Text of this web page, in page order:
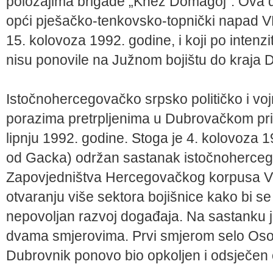
opći pješačko-tenkovsko-topnički napad
15. kolovoza 1992. godine, i koji po
nisu ponovile na Južnom bojištu do kraja
Istočnohercegovačko srpsko političko i
porazima pretrpljenima u Dubrovačkom
lipnju 1992. godine. Stoga je 4. kolovoza
od Gacka) održan sastanak
Zapovjedništva Hercegovačkog korpusa
otvaranju više sektora bojišnice kako bi
nepovoljan razvoj događaja. Na
dvama smjerovima. Prvi smjerom selo
Dubrovnik ponovo bio opkoljen i